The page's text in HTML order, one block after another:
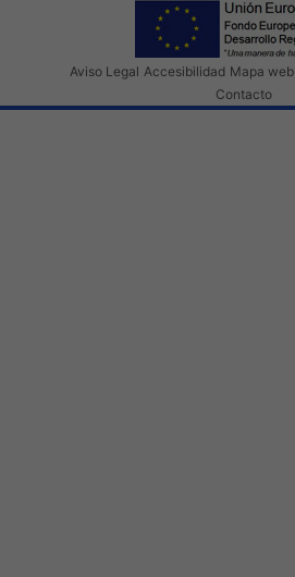
Aviso Legal Accesibilidad Mapa web
Contacto